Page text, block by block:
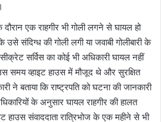
दौरान एक राहगीर भी गोली लगने से घायल हो
उसे संदिग्ध की गोली लगी या जवाबी गोलीबारी के
सर्विस का कोई भी अधिकारी घायल नहीं
समय व्हाइट हाउस में मौजूद थे और सुरक्षित
ने बताया कि राष्ट्रपति को घटना की जानकारी
के अनुसार घायल राहगीर की हालत
हाउस संवाददाता रात्रिभोज के एक महीने से भी